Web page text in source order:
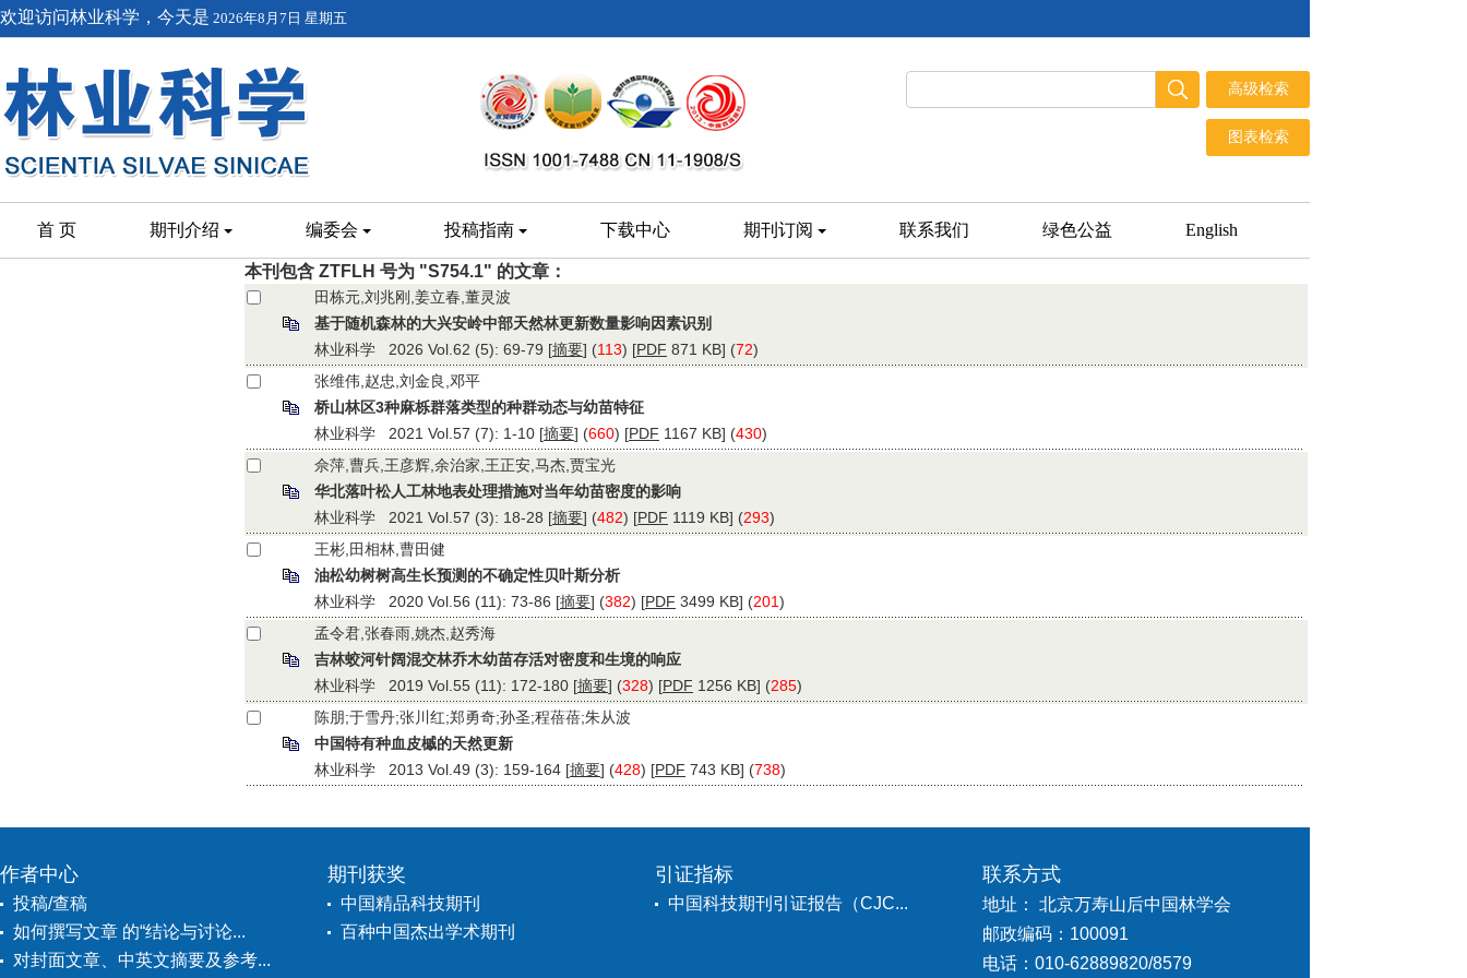
欢迎访问林业科学，今天是 2026年8月7日 星期五
首 页 期刊介绍 编委会 投稿指南 下载中心 期刊订阅 联系我们 绿色公益 English
本刊包含 ZTFLH 号为 "S754.1" 的文章：
田栋元,刘兆刚,姜立春,董灵波
基于随机森林的大兴安岭中部天然林更新数量影响因素识别
林业科学 2026 Vol.62 (5): 69-79 [摘要] (113) [PDF 871 KB] (72)
张维伟,赵忠,刘金良,邓平
桥山林区3种麻栎群落类型的种群动态与幼苗特征
林业科学 2021 Vol.57 (7): 1-10 [摘要] (660) [PDF 1167 KB] (430)
佘萍,曹兵,王彦辉,余治家,王正安,马杰,贾宝光
华北落叶松人工林地表处理措施对当年幼苗密度的影响
林业科学 2021 Vol.57 (3): 18-28 [摘要] (482) [PDF 1119 KB] (293)
王彬,田相林,曹田健
油松幼树树高生长预测的不确定性贝叶斯分析
林业科学 2020 Vol.56 (11): 73-86 [摘要] (382) [PDF 3499 KB] (201)
孟令君,张春雨,姚杰,赵秀海
吉林蛟河针阔混交林乔木幼苗存活对密度和生境的响应
林业科学 2019 Vol.55 (11): 172-180 [摘要] (328) [PDF 1256 KB] (285)
陈朋;于雪丹;张川红;郑勇奇;孙圣;程蓓蓓;朱从波
中国特有种血皮槭的天然更新
林业科学 2013 Vol.49 (3): 159-164 [摘要] (428) [PDF 743 KB] (738)
作者中心
投稿/查稿
如何撰写文章 的“结论与讨论...
对封面文章、中英文摘要及参考...
期刊获奖
中国精品科技期刊
百种中国杰出学术期刊
引证指标
中国科技期刊引证报告（CJC...
联系方式
地址： 北京万寿山后中国林学会
邮政编码：100091
电话：010-62889820/8579